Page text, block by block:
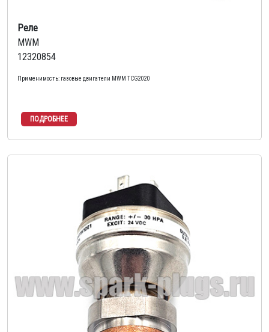
Реле
MWM
12320854
Применимость: газовые двигатели MWM TCG2020